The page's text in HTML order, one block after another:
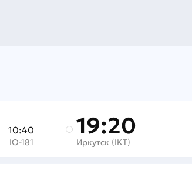
10:40
IO-181
19:20
Иркутск (IKT)